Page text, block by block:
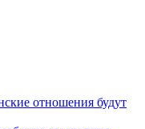
отношения будут